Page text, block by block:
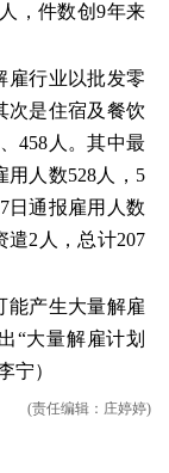
，件数创9年来
雇行业以批发零
次是住宿及餐饮
458人。其中最
用人数528人，5
日通报雇用人数
遣2人，总计207
能产生大量解雇
“大量解雇计划
宁）
(责任编辑：庄婷婷)